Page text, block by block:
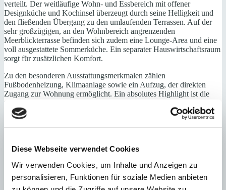
Diese Webseite verwendet Cookies
Wir verwenden Cookies, um Inhalte und Anzeigen zu
personalisieren, Funktionen für soziale Medien anbieten
verteilt. Der weitläufige Wohn- und Essbereich mit offener
Designküche und Kochinsel überzeugt durch seine Helligkeit und
den fließenden Übergang zu den umlaufenden Terrassen. Auf der
sehr großzügigen, an den Wohnbereich angrenzenden
Meerblickterrasse befinden sich zudem eine Lounge-Area und eine
voll ausgestattete Sommerküche. Ein separater Hauswirtschaftsraum
sorgt für zusätzlichen Komfort.
Zu den besonderen Ausstattungsmerkmalen zählen
Fußbodenheizung, Klimaanlage sowie ein Aufzug, der direkten
Zugang zur Wohnung ermöglicht. Ein absolutes Highlight ist die
rund 281 m² große private Dachterrasse, die mit spektakulärem
Meer- und Panoramablick beeindruckt. Zwei Garagenstellplätze im
Nachbargebäude ergänzen das attraktive Angebot.
als perfekte Kombination aus modernem Luxus, durchdachtem
Südwestküste.
Wohn-/ Esszimmer mit Zugang zur Terrasse mit Sommerküche,